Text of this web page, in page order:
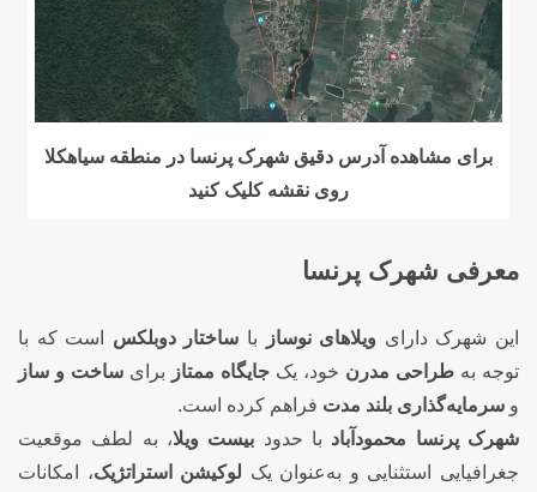
برای مشاهده آدرس دقیق شهرک پرنسا در منطقه سیاهکلا
روی نقشه کلیک کنید
معرفی شهرک پرنسا
این شهرک دارای ویلاهای نوساز با ساختار دوبلکس است که با
توجه به طراحی مدرن خود، یک جایگاه ممتاز برای ساخت و ساز
و سرمایه‌گذاری بلند مدت فراهم کرده است.
شهرک پرنسا محمودآباد با حدود بیست ویلا، به لطف موقعیت
جغرافیایی استثنایی و به‌عنوان یک لوکیشن استراتژیک، امکانات